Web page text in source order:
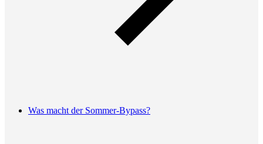
Was macht der Sommer-Bypass?